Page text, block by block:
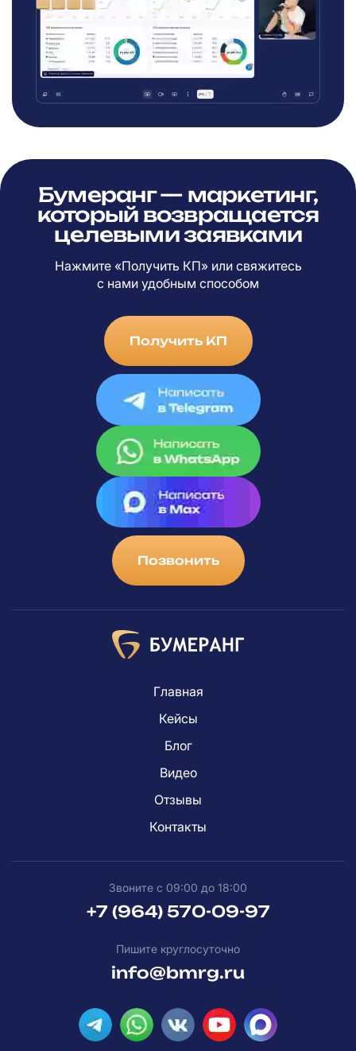
Бумеранг — маркетинг,
который возвращается
целевыми заявками
Нажмите «Получить КП» или свяжитесь
с нами удобным способом
Получить КП
Позвонить
Главная
Кейсы
Блог
Видео
Отзывы
Контакты
Звоните с 09:00 до 18:00
+7 (964) 570-09-97
Пишите круглосуточно
info@bmrg.ru